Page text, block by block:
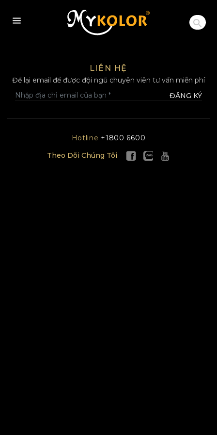
MYKOLOR
LIÊN HỆ
Để lại email để được đội ngũ chuyên viên tư vấn miễn phí
ĐĂNG KÝ
Hotline +1800 6600
Theo Dõi Chúng Tôi